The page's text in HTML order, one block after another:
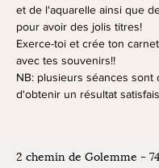
et de l'aquarelle ainsi que
pour avoir des jolis titres!
Exerce-toi et crée ton
avec tes souvenirs!!
NB: plusieurs séances sont
d'obtenir un résultat
2 chemin de Golemme -